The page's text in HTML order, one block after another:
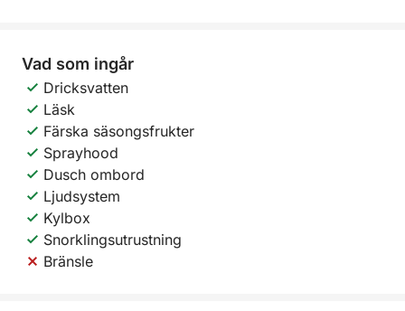
Vad som ingår
Dricksvatten
Läsk
Färska säsongsfrukter
Sprayhood
Dusch ombord
Ljudsystem
Kylbox
Snorklingsutrustning
Bränsle